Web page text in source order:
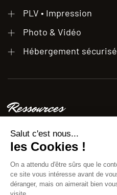
PLV • Impression
Photo & Vidéo
Hébergement sécurisé
Ressources
Étude de cas client
Conseils
FAQ
Blog